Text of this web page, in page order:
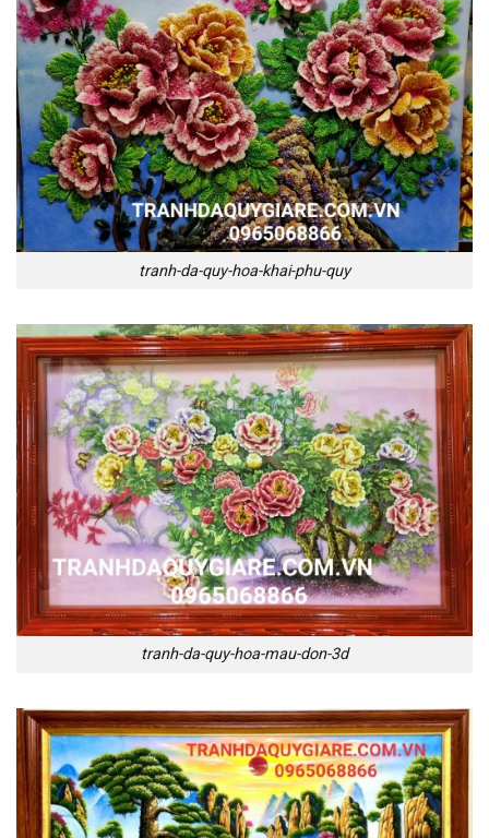
tranh-da-quy-hoa-khai-phu-quy
tranh-da-quy-hoa-mau-don-3d